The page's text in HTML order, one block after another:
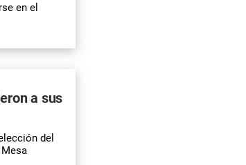
en el
a sus
del